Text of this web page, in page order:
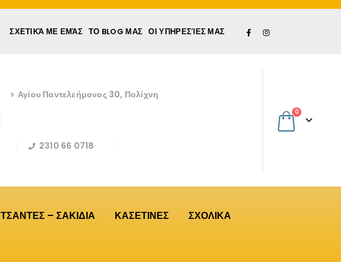
ΣΧΕΤΙΚΆ ΜΕ ΕΜΆΣ ΤΟ BLOG ΜΑΣ ΟΙ ΥΠΗΡΕΣΊΕΣ ΜΑΣ
Αγίου Παντελεήμονος 30, Πολίχνη
2310 66 0718
0
ΤΣΑΝΤΕΣ – ΣΑΚΙΔΙΑ ΚΑΣΕΤΙΝΕΣ ΣΧΟΛΙΚΑ